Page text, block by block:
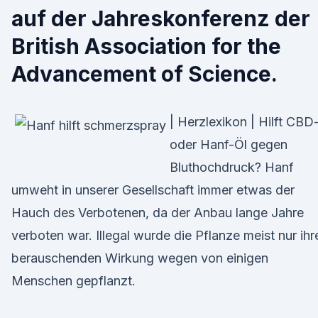
auf der Jahreskonferenz der
British Association for the
Advancement of Science.
| Herzlexikon | Hilft
oder Hanf-Öl gegen
Bluthochdruck? Hanf
umweht in unserer Gesellschaft immer etwas der
Hauch des Verbotenen, da der Anbau lange Jahre
verboten war. Illegal wurde die Pflanze meist nur
berauschenden Wirkung wegen von einigen
Menschen gepflanzt.